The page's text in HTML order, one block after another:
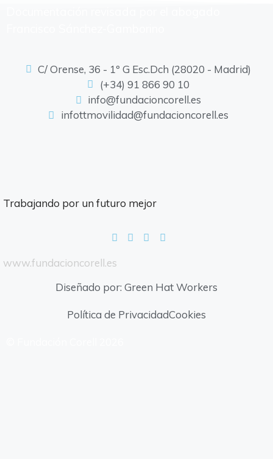
C/ Orense, 36 - 1º G Esc.Dch (28020 - Madrid)
(+34) 91 866 90 10
info@fundacioncorell.es
infottmovilidad@fundacioncorell.es
Trabajando por un futuro mejor
www.fundacioncorell.es
Política de PrivacidadCookies
Diseñado por: Green Hat Workers